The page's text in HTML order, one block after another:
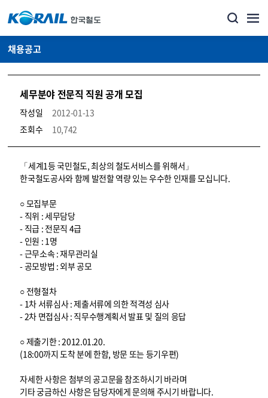
채용공고
세무분야 전문직 직원 공개 모집
작성일
2012-01-13
조회수
10,742
코레일소개_경영공시_채용공고 상세보기 – 내용, 파일, 담당자 연락처로 구성
「세계1등 국민철도, 최상의 철도서비스를 위해서」
한국철도공사와 함께 발전할 역량 있는 우수한 인재를 모십니다.
○ 모집부문
- 직위 : 세무담당
- 직급 : 전문직 4급
- 인원 : 1명
- 근무소속 : 재무관리실
- 공모방법 : 외부 공모
○ 전형절차
- 1차 서류심사 : 제출서류에 의한 적격성 심사
- 2차 면접심사 : 직무수행계획서 발표 및 질의 응답
○ 제출기한 : 2012.01.20.
(18:00까지 도착 분에 한함, 방문 또는 등기우편)
자세한 사항은 첨부의 공고문을 참조하시기 바라며
기타 궁금하신 사항은 담당자에게 문의해 주시기 바랍니다.